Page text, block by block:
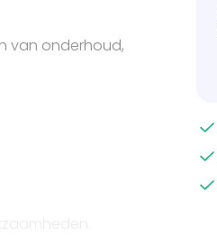
van onderhoud,